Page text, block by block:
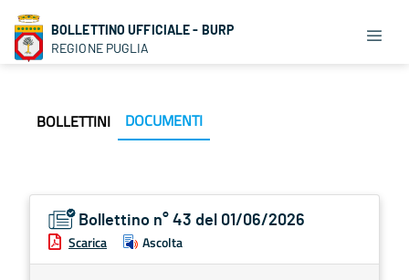
BOLLETTINO UFFICIALE - BURP
REGIONE PUGLIA
BOLLETTINI DOCUMENTI
Bollettino n° 43 del 01/06/2026
Scarica Ascolta